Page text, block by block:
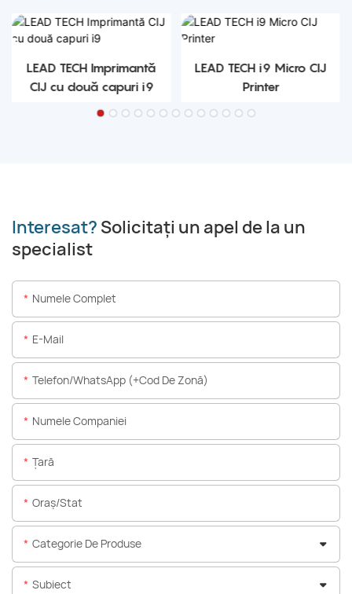
LEAD TECH Imprimantă
CIJ cu două capuri i9
LEAD TECH i9 Micro CIJ
Printer
Interesat? Solicitați un apel de la un
specialist
Numele Complet
E-Mail
Telefon/WhatsApp (+Cod De Zonă)
Numele Companiei
Ţară
Oraș/stat
Categorie De Produse
Subiect